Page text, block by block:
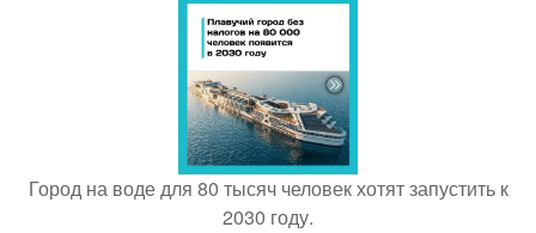
Город на воде для 80 тысяч человек хотят запустить к
2030 году.